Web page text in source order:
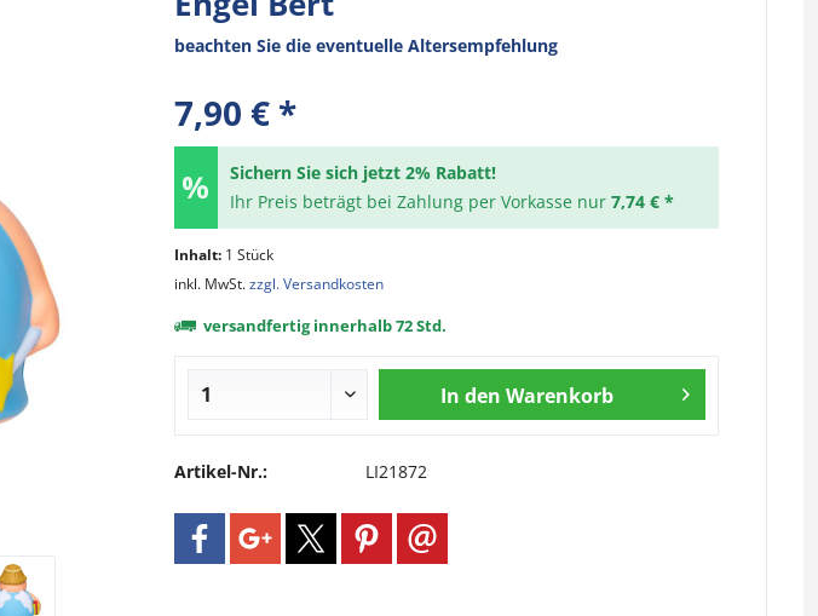
beachten Sie die eventuelle Altersempfehlung
7,90 € *
Sichern Sie sich jetzt 2% Rabatt!
Ihr Preis beträgt bei Zahlung per Vorkasse nur 7,74 € *
Inhalt: 1 Stück
inkl. MwSt.zzgl. Versandkosten
versandfertig innerhalb 72 Std.
In den Warenkorb
Artikel-Nr.: LI21872